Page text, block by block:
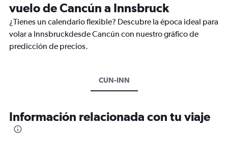
vuelo de Cancún a Innsbruck
¿Tienes un calendario flexible? Descubre la época ideal para
volar a Innsbruckdesde Cancún con nuestro gráfico de
predicción de precios.
CUN-INN
Información relacionada con tu viaje